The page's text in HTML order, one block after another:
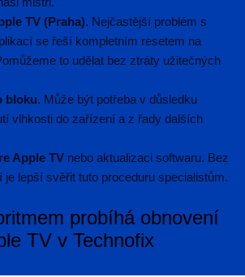
TV (Praha). Nejčastější problém s
se řeší kompletním resetem na
to udělat bez ztráty užitečných
bloku. Může být potřeba v důsledku
vlhkosti do zařízení a z řady dalších
Apple TV nebo aktualizaci softwaru. Bez
lepší svěřit tuto proceduru specialistům.
probíhá obnovení
TV v Technofix